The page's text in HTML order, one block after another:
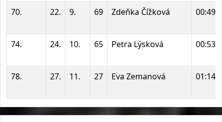
70. 22. 9. 69 Zdeňka Čížková
74. 24. 10. 65 Petra Lýsková
78. 27. 11. 27 Eva Zemanová